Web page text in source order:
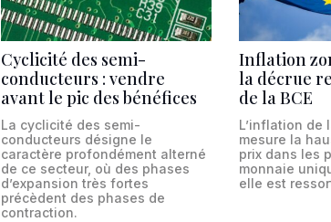
Cyclicité des semi-
conducteurs : vendre
avant le pic des bénéfices
La cyclicité des semi-
conducteurs désigne le
caractère profondément alterné
de ce secteur, où des phases
d’expansion très fortes
précèdent des phases de
contraction.
Inflation
la décrue
de la BCE
L’inflation de
mesure la
prix dans les
monnaie
elle est